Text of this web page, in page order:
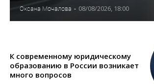
Оксана Мочалова - 08/08/2026, 18:00
К современному юридическому
образованию в России возникает
много вопросов